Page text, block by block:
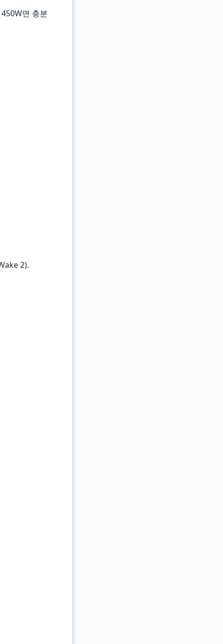
면 충분
2).